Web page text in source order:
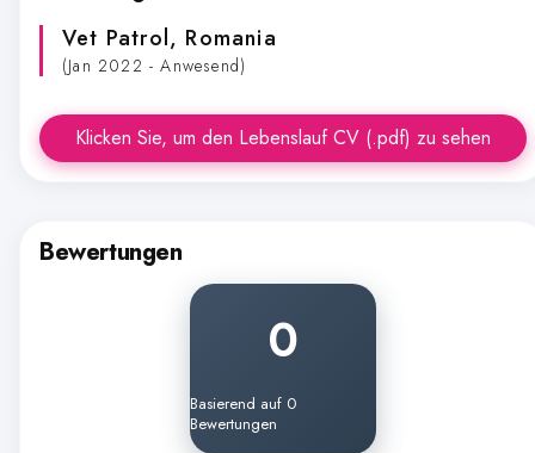
Vet Patrol, Romania
(Jan 2022 - Anwesend)
Klicken Sie, um den Lebenslauf CV (.pdf) zu sehen
Bewertungen
0
Basierend auf 0
Bewertungen